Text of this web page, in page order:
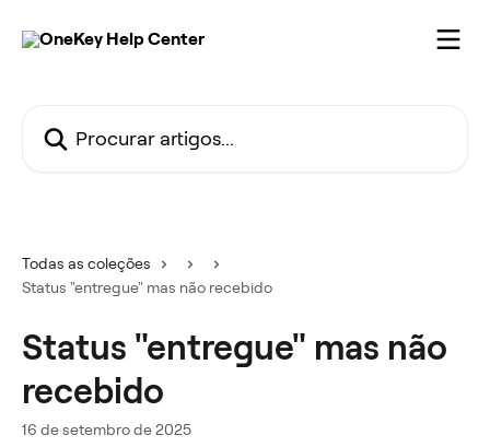
Todas as coleções
Status "entregue" mas não recebido
Status "entregue" mas não
recebido
16 de setembro de 2025